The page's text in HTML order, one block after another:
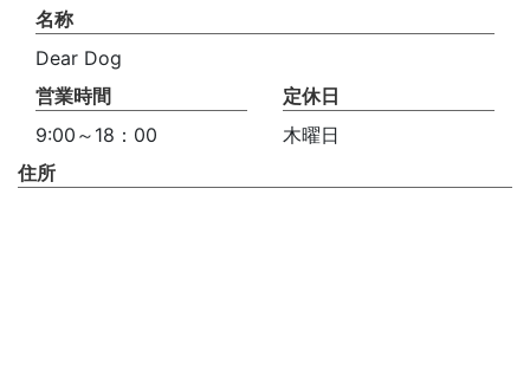
名称
Dear Dog
営業時間
9:00～18：00
定休日
木曜日
住所